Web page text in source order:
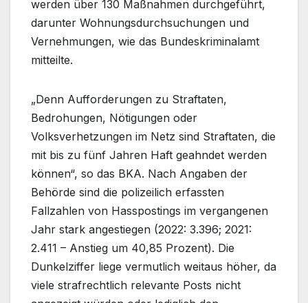
werden über 130 Maßnahmen durchgeführt,
darunter Wohnungsdurchsuchungen und
Vernehmungen, wie das Bundeskriminalamt
mitteilte.
„Denn Aufforderungen zu Straftaten,
Bedrohungen, Nötigungen oder
Volksverhetzungen im Netz sind Straftaten, die
mit bis zu fünf Jahren Haft geahndet werden
können“, so das BKA. Nach Angaben der
Behörde sind die polizeilich erfassten
Fallzahlen von Hasspostings im vergangenen
Jahr stark angestiegen (2022: 3.396; 2021:
2.411 – Anstieg um 40,85 Prozent). Die
Dunkelziffer liege vermutlich weitaus höher, da
viele strafrechtlich relevante Posts nicht